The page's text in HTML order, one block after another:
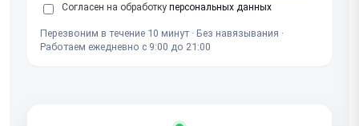
Согласен на обработку персональных данных
Перезвоним в течение 10 минут · Без навязывания ·
Работаем ежедневно с 9:00 до 21:00